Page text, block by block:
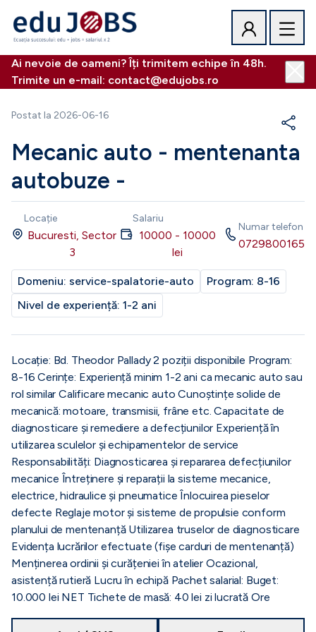
Ai nevoie de oameni? Îți trimitem echipe în 48h.
Trimite un e-mail: contact@edujobs.ro
Postat la 2026-06-16
Mecanic auto - mentenanta
autobuze -
Locație
Bucuresti, Sector
3
Salariu
10000 - 10000
lei
Numar telefon
0729800165
Domeniu: service-spalatorie-auto Program: 8-16
Nivel de experiență: 1-2 ani
Locație: Bd. Theodor Pallady 2 poziții disponibile Program:
8-16 Cerințe: Experiență minim 1-2 ani ca mecanic auto sau
rol similar Calificare mecanic auto Cunoștințe solide de
mecanică: motoare, transmisii, frâne etc. Capacitate de
diagnosticare și remediere a defecțiunilor Experiență în
utilizarea sculelor și echipamentelor de service
Responsabilități: Diagnosticarea și repararea defecțiunilor
mecanice Întreținere și reparații la sisteme mecanice,
electrice, hidraulice și pneumatice Înlocuirea pieselor
defecte Reglaje motor și sisteme de propulsie conform
planului de mentenanță Utilizarea truselor de diagnosticare
Evidența lucrărilor efectuate (fișe carduri de mentenanță)
Menținerea ordinii și curățeniei în atelier Ocazional,
asistență rutieră Lucru în echipă Pachet salarial: Buget:
10.000 lei NET Tichete de masă: 40 lei zi lucrată Ore